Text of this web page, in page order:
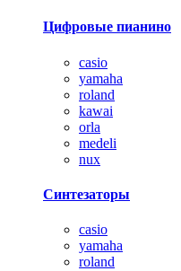
Цифровые пианино
casio
yamaha
roland
kawai
orla
medeli
nux
Синтезаторы
casio
yamaha
roland